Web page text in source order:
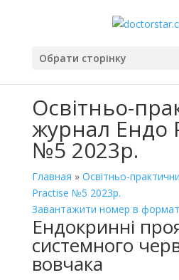
Обрати сторінку
Освітньо-
журнал Ендо
№5 2023р.
Главная » Освітньо-
Practise №5 2023р.
Завантажити номер в
Ендокринні
системного
вовчака